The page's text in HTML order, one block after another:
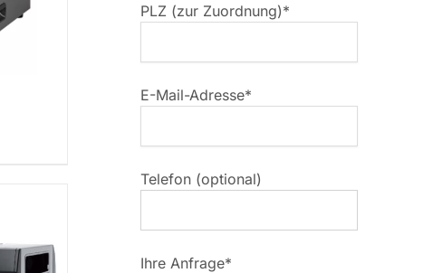
PLZ (zur Zuordnung)*
E-Mail-Adresse*
Telefon (optional)
Ihre Anfrage*